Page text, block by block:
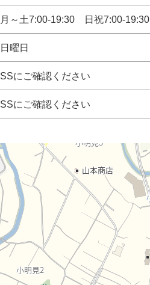
月～土7:00-19:30 日祝7:00-19:30
日曜日
SSにご確認ください
SSにご確認ください